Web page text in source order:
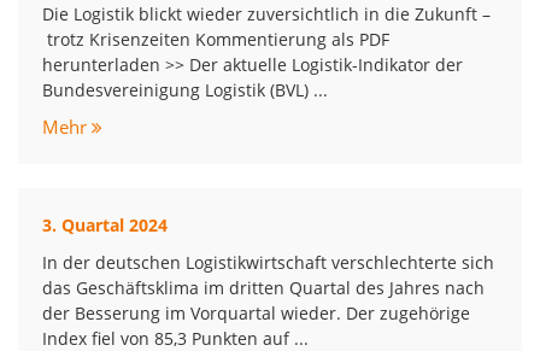
Die Logistik blickt wieder zuversichtlich in die Zukunft –
trotz Krisenzeiten Kommentierung als PDF
herunterladen >> Der aktuelle Logistik-Indikator der
Bundesvereinigung Logistik (BVL) ...
Mehr
3. Quartal 2024
In der deutschen Logistikwirtschaft verschlechterte sich
das Geschäftsklima im dritten Quartal des Jahres nach
der Besserung im Vorquartal wieder. Der zugehörige
Index fiel von 85,3 Punkten auf ...